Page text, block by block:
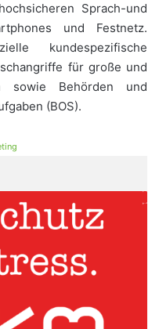
Sprach-und
und Festnetz.
kundespezifische
für große und
sowie Behörden und
(BOS).